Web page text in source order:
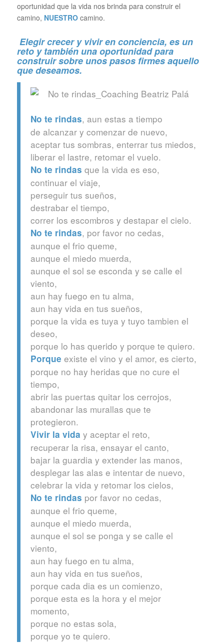
oportunidad que la vida nos brinda para construir el
camino, NUESTRO camino.
Elegir crecer y vivir en conciencia, es un
reto y también una oportunidad para
construir sobre unos pasos firmes aquello
que deseamos.
No te rindas, aun estas a tiempo
de alcanzar y comenzar de nuevo,
aceptar tus sombras, enterrar tus miedos,
liberar el lastre, retomar el vuelo.
No te rindas que la vida es eso,
continuar el viaje,
perseguir tus sueños,
destrabar el tiempo,
correr los escombros y destapar el cielo.
No te rindas, por favor no cedas,
aunque el frio queme,
aunque el miedo muerda,
aunque el sol se esconda y se calle el
viento,
aun hay fuego en tu alma,
aun hay vida en tus sueños,
porque la vida es tuya y tuyo tambien el
deseo,
porque lo has querido y porque te quiero.
Porque existe el vino y el amor, es cierto,
porque no hay heridas que no cure el
tiempo,
abrir las puertas quitar los cerrojos,
abandonar las murallas que te
protegieron.
Vivir la vida y aceptar el reto,
recuperar la risa, ensayar el canto,
bajar la guardia y extender las manos,
desplegar las alas e intentar de nuevo,
celebrar la vida y retomar los cielos,
No te rindas por favor no cedas,
aunque el frio queme,
aunque el miedo muerda,
aunque el sol se ponga y se calle el
viento,
aun hay fuego en tu alma,
aun hay vida en tus sueños,
porque cada dia es un comienzo,
porque esta es la hora y el mejor
momento,
porque no estas sola,
porque yo te quiero.